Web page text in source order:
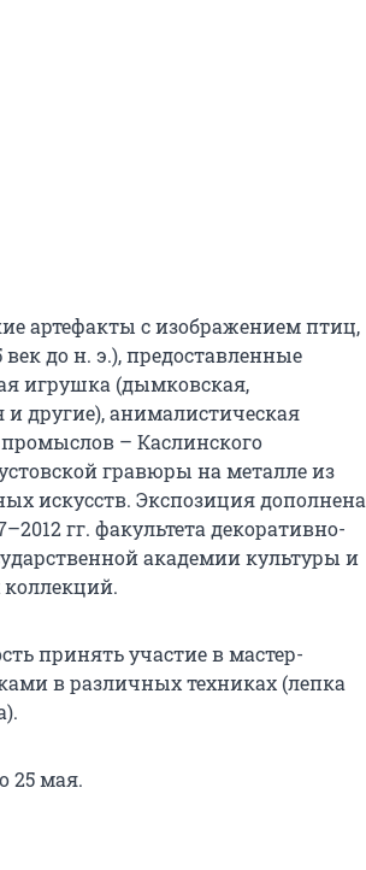
артефакты с изображением птиц,
до н. э.), предоставленные
игрушка (дымковская,
другие), анималистическая
– Каслинского
гравюры на металле из
искусств. Экспозиция дополнена
гг. факультета декоративно-
академии культуры и
принять участие в мастер-
в различных техниках (лепка
25 мая.